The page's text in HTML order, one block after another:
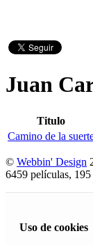
Juan
Titulo
Camino de la
© Webbin' Design
6459 películas,
Uso de cookies